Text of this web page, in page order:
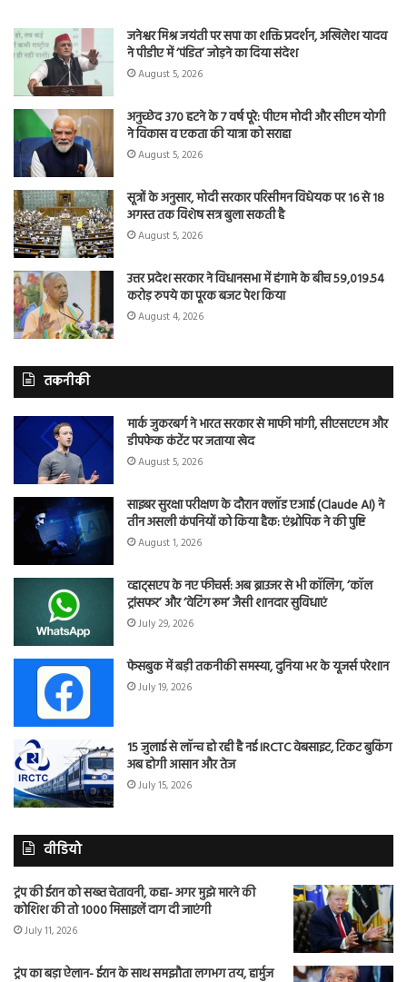
जनेश्वर मिश्र जयंती पर सपा का शक्ति प्रदर्शन, अखिलेश यादव
ने पीडीए में ‘पंडित’ जोड़ने का दिया संदेश
August 5, 2026
अनुच्छेद 370 हटने के 7 वर्ष पूरे: पीएम मोदी और सीएम योगी
ने विकास व एकता की यात्रा को सराहा
August 5, 2026
सूत्रों के अनुसार, मोदी सरकार परिसीमन विधेयक पर 16 से 18
अगस्त तक विशेष सत्र बुला सकती है
August 5, 2026
उत्तर प्रदेश सरकार ने विधानसभा में हंगामे के बीच 59,019.54
करोड़ रुपये का पूरक बजट पेश किया
August 4, 2026
तकनीकी
मार्क जुकरबर्ग ने भारत सरकार से माफी मांगी, सीएसएएम और
डीपफेक कंटेंट पर जताया खेद
August 5, 2026
साइबर सुरक्षा परीक्षण के दौरान क्लॉड एआई (Claude AI) ने
तीन असली कंपनियों को किया हैक: एंथ्रोपिक ने की पुष्टि
August 1, 2026
व्हाट्सएप के नए फीचर्स: अब ब्राउजर से भी कॉलिंग, ‘कॉल
ट्रांसफर’ और ‘वेटिंग रूम’ जैसी शानदार सुविधाएं
July 29, 2026
फेसबुक में बड़ी तकनीकी समस्या, दुनिया भर के यूजर्स परेशान
July 19, 2026
15 जुलाई से लॉन्च हो रही है नई IRCTC वेबसाइट, टिकट बुकिंग
अब होगी आसान और तेज
July 15, 2026
वीडियो
ट्रंप की ईरान को सख्त चेतावनी, कहा- अगर मुझे मारने की
कोशिश की तो 1000 मिसाइलें दाग दी जाएंगी
July 11, 2026
ट्रंप का बड़ा ऐलान- ईरान के साथ समझौता लगभग तय, हार्मुज